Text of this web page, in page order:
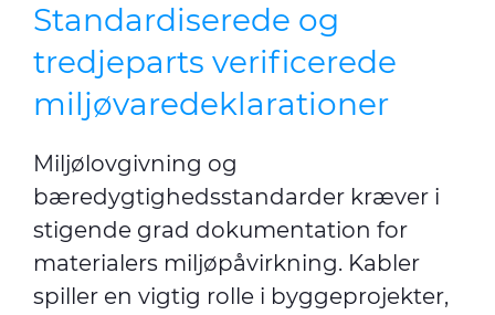
Standardiserede og
tredjeparts verificerede
miljøvaredeklarationer
Miljølovgivning og
bæredygtighedsstandarder kræver i
stigende grad dokumentation for
materialers miljøpåvirkning. Kabler
spiller en vigtig rolle i byggeprojekter,